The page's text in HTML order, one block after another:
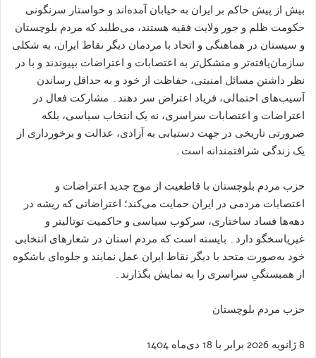
بیش از پیش حاکم بر ایران به خیابان آمده‌اند و خواستار سرنگونی
حکومت ظلم و جور ولایت فقیه هستند، می‌طلبد که مردم بلوچستان
و سیستان در هماهنگی و اتحاد با مردمان دیگر نقاط ایران، به شکلی
سازمان‌یافته‌تر و متشکل‌تر به اعتصابات و اعتراضات بپیوندند و با در
نظر داشتن مسائل امنیتی، حفاظت از خود و به حداقل رساندن
آسیب‌های احتمالی، فریاد اعتراض سر دهند۔ مشارکت فعال در
اعتراضات و اعتصابات سراسری، نه یک انتخاب سیاسی، بلکه
ضرورتی تاریخی در جهت دستیابی به آزادی، عدالت و برخورداری از
یک زندگی شرافتمندانه است۔
حزب مردم بلوچستان با قاطعیت از موج جدید اعتراضات و
اعتصابات مردمی در ایران حمایت می‌کند؛ اعتراضاتی که ریشه در
دهه‌ها فساد ساختاری، سرکوب سیاسی و حاکمیت توتالیتر و
غیرپاسخگو دارد۔ بایسته است که مردم استان در شعارهای انتخابی
خود به‌صورت متحد با دیگر نقاط ایران عمل نمایند و جلوه‌ای باشکوه
از همبستگیِ سراسری را به نمایش بگذارند۔
حزب مردم بلوچستان
8 ژانویه 2026 برابر با 18 دی‌ماه 1404